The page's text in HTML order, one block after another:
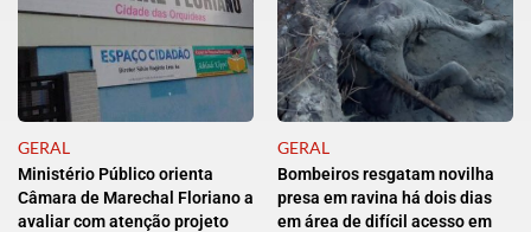
GERAL
Ministério Público orienta
Câmara de Marechal Floriano a
avaliar com atenção projeto
GERAL
Bombeiros resgatam novilha
presa em ravina há dois dias
em área de difícil acesso em